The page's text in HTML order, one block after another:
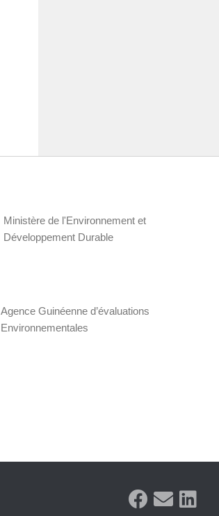
Ministère de l'Environnement et
Développement Durable
Agence Guinéenne d’évaluations
Environnementales